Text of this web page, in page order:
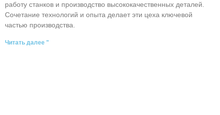
работу станков и производство высококачественных деталей.
Сочетание технологий и опыта делает эти цеха ключевой
частью производства.
Читать далее "